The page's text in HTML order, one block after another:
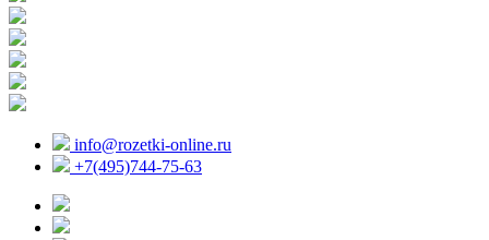
info@rozetki-online.ru
+7(495)744-75-63